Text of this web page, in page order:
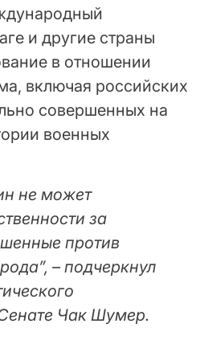
и другие страны
в отношении
включая российских
совершенных на
военных
не может
за
против
– подчеркнул
Чак Шумер.